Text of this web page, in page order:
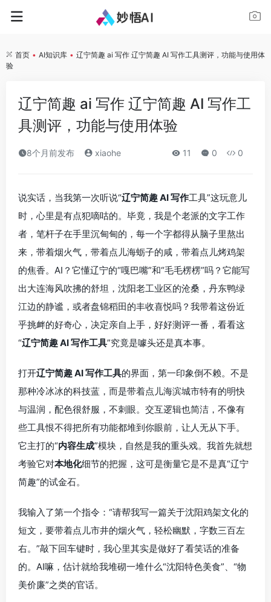
首页 • AI知识库 • 辽宁简趣 ai 写作 辽宁简趣 AI 写作工具测评，功能与使用体
验
辽宁简趣 ai 写作 辽宁简趣 AI 写作工
具测评，功能与使用体验
8个月前发布 xiaohe 11 0 0
说实话，当我第一次听说“辽宁简趣 AI 写作工具”这玩意儿
时，心里是有点犯嘀咕的。毕竟，我是个老派的文字工作
者，笔杆子在手里沉甸甸的，每一个字都得从脑子里熬出
来，带着烟火气，带着点儿海蛎子的咸，带着点儿烤鸡架
的焦香。AI？它懂辽宁的“嘎巴嘴”和“毛毛楞楞”吗？它能写
出大连海风吹拂的舒坦，沈阳老工业区的沧桑，丹东鸭绿
江边的静谧，或者盘锦稻田的丰收喜悦吗？我带着这份近
乎挑衅的好奇心，决定亲自上手，好好测评一番，看看这
“辽宁简趣 AI 写作工具”究竟是噱头还是真本事。
打开辽宁简趣 AI 写作工具的界面，第一印象倒不赖。不是
那种冷冰冰的科技蓝，而是带着点儿海滨城市特有的明快
与温润，配色很舒服，不刺眼。交互逻辑也简洁，不像有
些工具恨不得把所有功能都堆到你眼前，让人无从下手。
它主打的“内容生成”模块，自然是我的重头戏。我首先就想
考验它对本地化细节的把握，这可是衡量它是不是真“辽宁
简趣”的试金石。
我输入了第一个指令：“请帮我写一篇关于沈阳鸡架文化的
短文，要带着点儿市井的烟火气，轻松幽默，字数三百左
右。”敲下回车键时，我心里其实是做好了看笑话的准备
的。AI嘛，估计就给我堆砌一堆什么“沈阳特色美食”、“物
美价廉”之类的官话。